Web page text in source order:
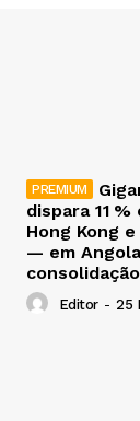
dispara 11
Hong Kong
— em
consolidação
Editor - 25